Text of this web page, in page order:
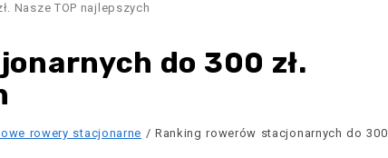
Nasze TOP najlepszych
do 300 zł.
rowery stacjonarne / Ranking rowerów stacjonarnych do 300